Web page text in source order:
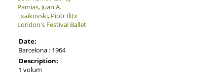
Pamias, Juan A.
Txaikovski, Piotr Ilitx
London's Festival Ballet
Date:
Barcelona : 1964
Description:
1 volum